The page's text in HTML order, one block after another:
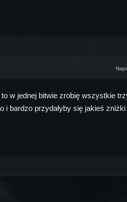
w jednej bitwie zrobię wszystkie
bardzo przydałyby się jakieś